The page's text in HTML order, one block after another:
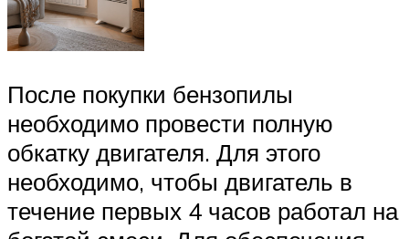
После покупки бензопилы
необходимо провести полную
обкатку двигателя. Для этого
необходимо, чтобы двигатель в
течение первых 4 часов работал на